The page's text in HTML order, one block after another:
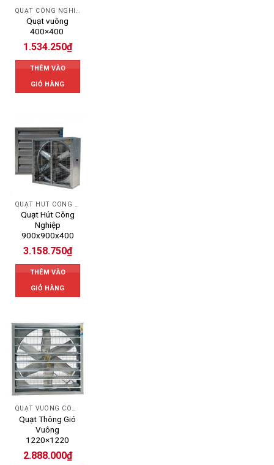
Quạt vuông
400×400
1.534.250₫
THÊM VÀO
GIỎ HÀNG
Quạt Hút Công
Nghiệp
900x900x400
3.158.750₫
THÊM VÀO
GIỎ HÀNG
Quạt Thông Gió
Vuông
1220×1220
2.888.000₫